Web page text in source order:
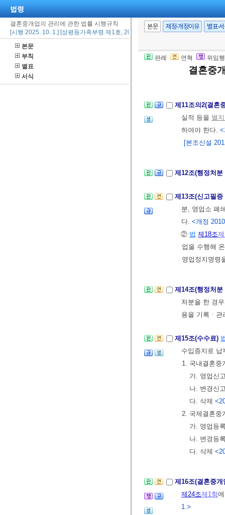
법령
결혼중개업의 관리에 관한 법률 시행규칙
[시행 2025. 10. 1.] [성평등가족부령 제1호, 2025. 10. 1., 타법개정]
본문
부칙
별표
서식
본문 제정·개정이유 별표·
판례 연혁 위임
결혼중
장으로 갈음할
<개정 2010.
1.별지 제9호
별지 제10
제11조의2(결혼
실적 등을 별
하여야 한다. <
[본조신설
제12조(행정처
제13조(신고필
분, 영업소 폐
다. <개정
② 법 제18조
업을 수행해
영업정지명령
제14조(행정처
처분을 한 경
용을 기록ㆍ
제15조(수수료)
수입증지로
1. 국내결혼중
가. 영업신
나. 변경신
다. 삭제
2. 국제결혼중
가. 영업등
나. 변경등
다. 삭제
제16조(결혼중
제24조제1항
1.>